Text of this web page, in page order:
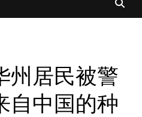
州居民被警
自中国的种